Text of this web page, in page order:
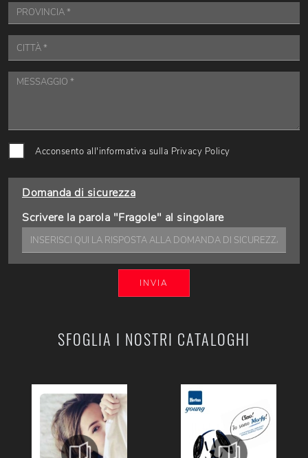
SFOGLIA I NOSTRI CATALOGHI
Acconsento all'informativa sulla Privacy Policy
Domanda di sicurezza
Scrivere la parola "Fragole" al singolare
INVIA